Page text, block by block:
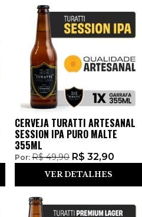
CERVEJA TURATTI ARTESANAL
SESSION IPA PURO MALTE
355ML
Por: R$49,90 R$ 32,90
VER DETALHES